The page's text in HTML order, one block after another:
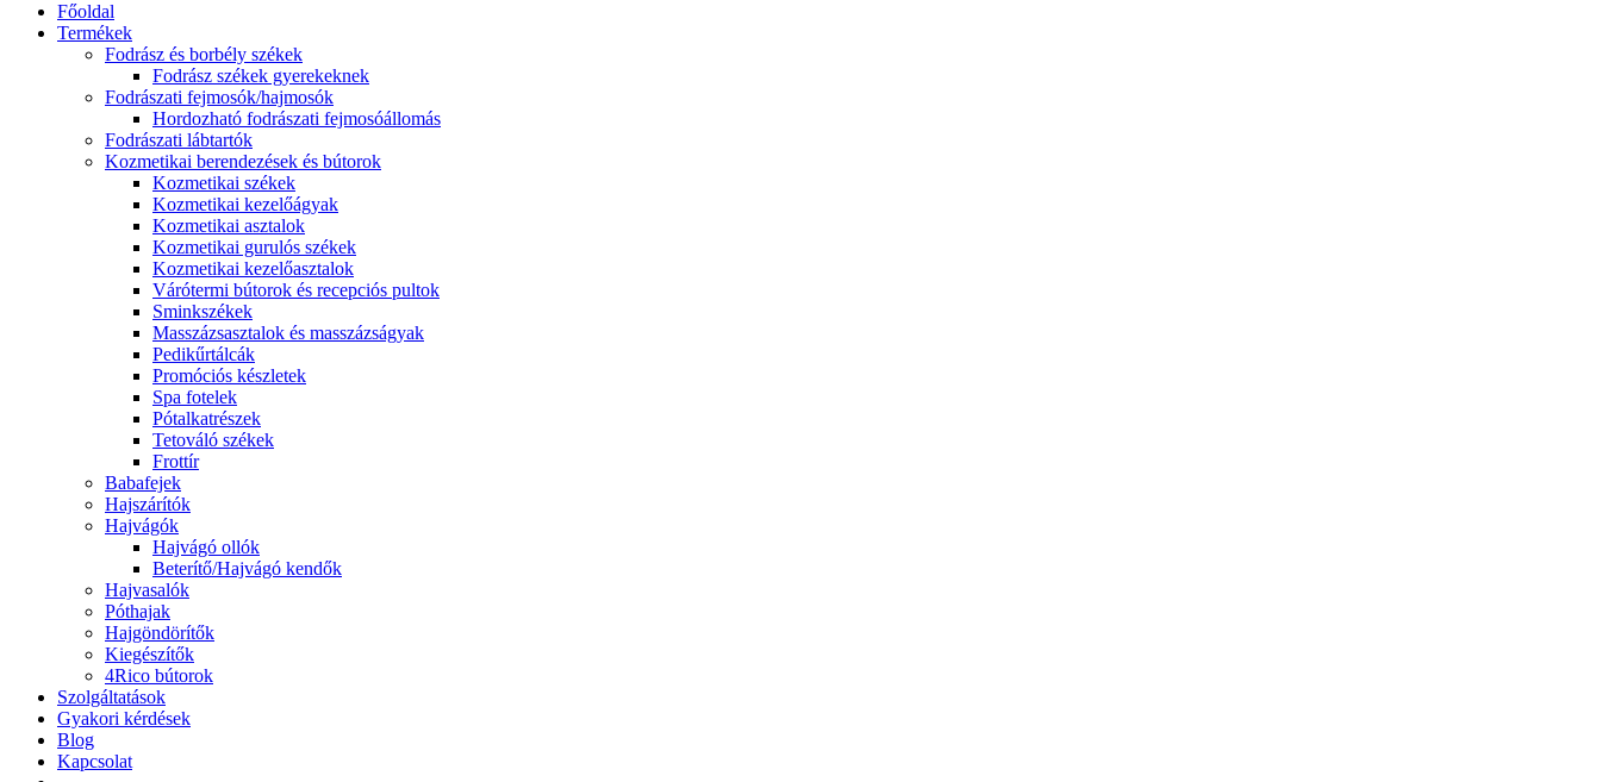
Főoldal
Termékek
Fodrász és borbély székek
Fodrász székek gyerekeknek
Fodrászati fejmosók/hajmosók
Hordozható fodrászati fejmosóállomás
Fodrászati lábtartók
Kozmetikai berendezések és bútorok
Kozmetikai székek
Kozmetikai kezelőágyak
Kozmetikai asztalok
Kozmetikai gurulós székek
Kozmetikai kezelőasztalok
Várótermi bútorok és recepciós pultok
Sminkszékek
Masszázsasztalok és masszázságyak
Pedikűrtálcák
Promóciós készletek
Spa fotelek
Pótalkatrészek
Tetováló székek
Frottír
Babafejek
Hajszárítók
Hajvágók
Hajvágó ollók
Beterítő/Hajvágó kendők
Hajvasalók
Póthajak
Hajgöndörítők
Kiegészítők
4Rico bútorok
Szolgáltatások
Gyakori kérdések
Blog
Kapcsolat